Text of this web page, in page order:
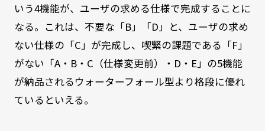
いう4機能が、ユーザの求める仕様で完成することに
なる。これは、不要な「B」「D」と、ユーザの求め
ない仕様の「C」が完成し、喫緊の課題である「F」
がない「A・B・C（仕様変更前）・D・E」の5機能
が納品されるウォーターフォール型より格段に優れ
ているといえる。